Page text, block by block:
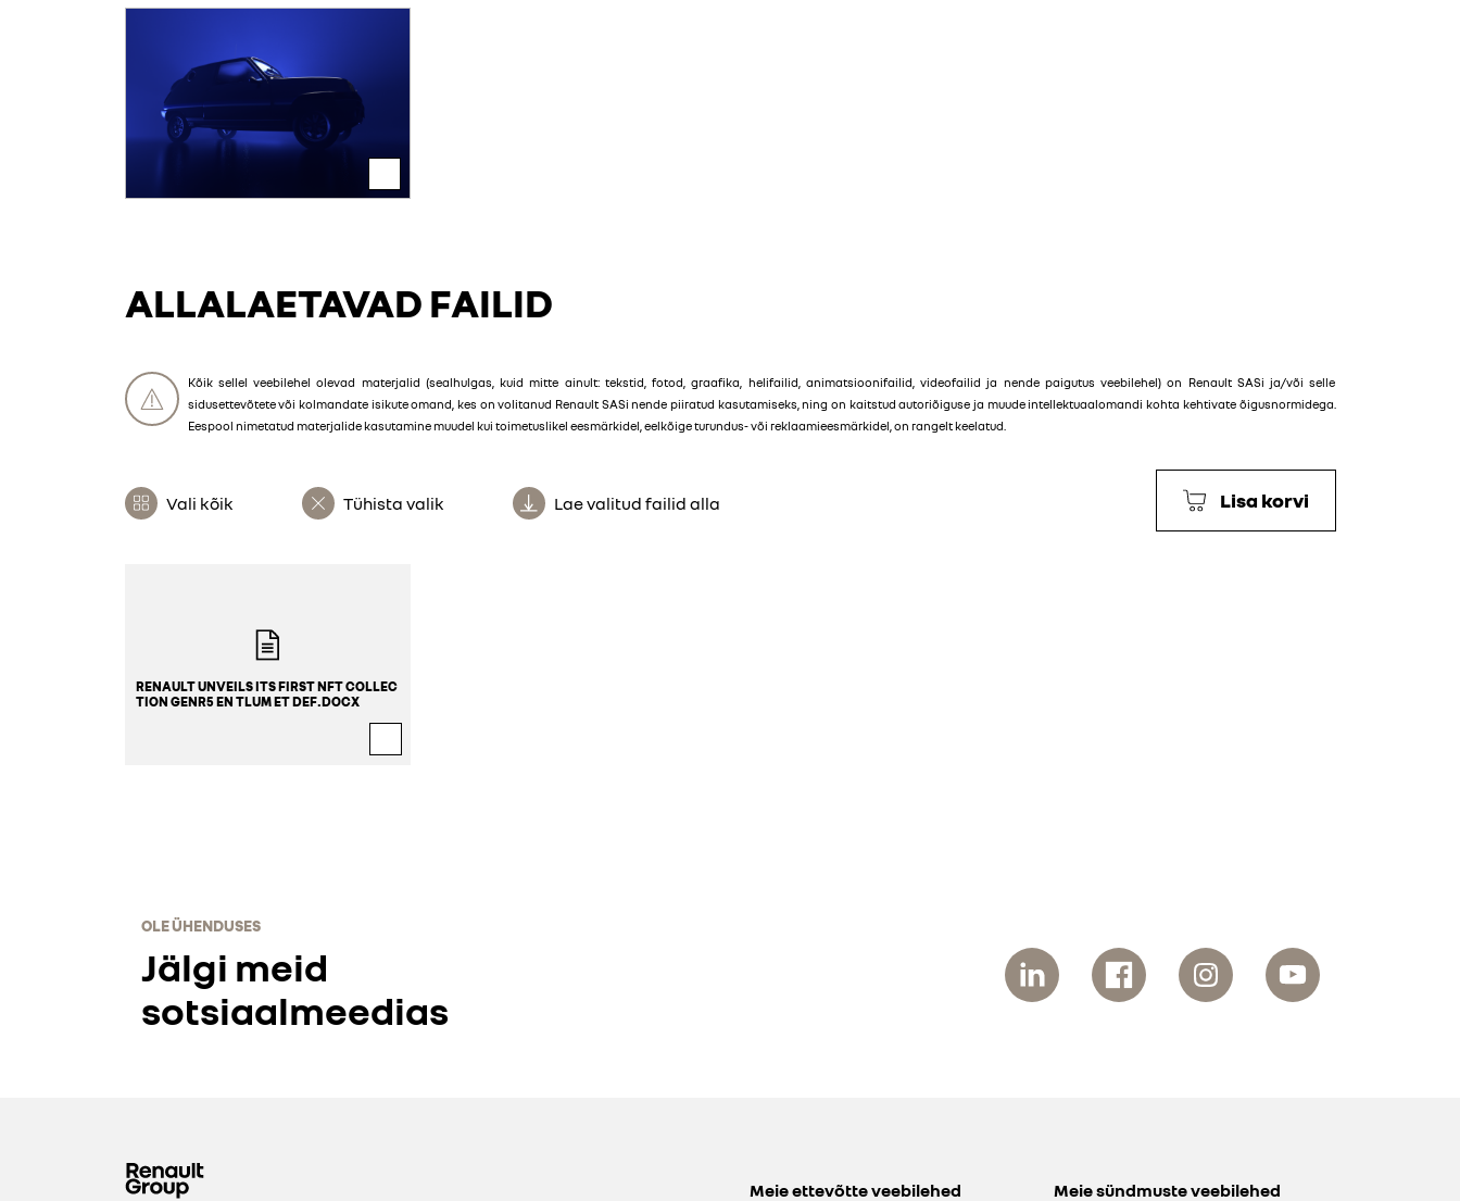
ALLALAETAVAD FAILID
Kõik sellel veebilehel olevad materjalid (sealhulgas, kuid mitte ainult: tekstid, fotod, graafika, helifailid, animatsioonifailid, videofailid ja nende paigutus veebilehel) on Renault SASi ja/või selle
sidusettevõtete või kolmandate isikute omand, kes on volitanud Renault SASi nende piiratud kasutamiseks, ning on kaitstud autoriõiguse ja muude intellektuaalomandi kohta kehtivate õigusnormidega.
Eespool nimetatud materjalide kasutamine muudel kui toimetuslikel eesmärkidel, eelkõige turundus- või reklaamieesmärkidel, on rangelt keelatud.
Vali kõik Tühista valik Lae valitud failid alla Lisa korvi
RENAULT UNVEILS ITS FIRST NFT COLLEC
TION GENR5 EN TLUM ET DEF.DOCX
OLE ÜHENDUSES
Jälgi meid
sotsiaalmeedias
Meie ettevõtte veebilehed Meie sündmuste veebilehed